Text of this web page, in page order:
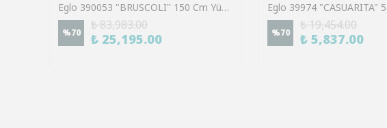
Eglo 390053 "BRUSCOLI" 150 Cm Yüksekliğinde Çelik Siyah Sarkıt Avize
%70
₺ 83,983.00
₺ 25,195.00 %70
₺ 19,454.00
₺ 5,837.00